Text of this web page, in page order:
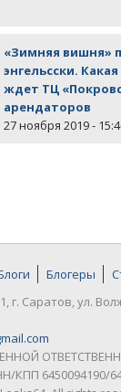
«Зимняя вишня»
энгельсски.
ждет ТЦ
арендаторов
27 ноября 2019 -
Блогеры
г. Саратов, ул.
КПП 6450094190/